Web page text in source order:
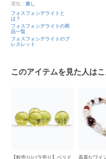
運気：癒し
フォスフォシデライトと
は？
フォスフォシデライトの商
品一覧
フォスフォシデライトのブ
レスレット
このアイテムを見た人は
【粒売り/バラ売り】ペリド
高貴なワイ